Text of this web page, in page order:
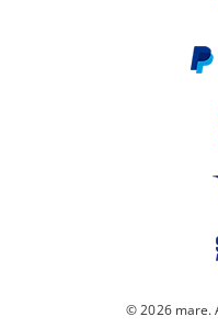
© 2026 mare.